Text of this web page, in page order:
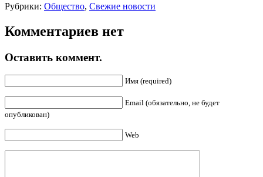
Рубрики: Общество, Свежие новости
Комментариев нет
Оставить коммент.
Имя (required)
Email (обязательно, не будет
опубликован)
Web